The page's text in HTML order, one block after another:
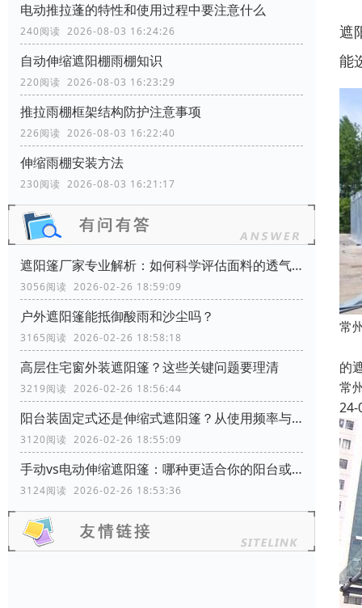
电动推拉蓬的特性和使用过程中要注意什么
240阅读 2026-08-03 16:24:26
自动伸缩遮阳棚雨棚知识
220阅读 2026-08-03 16:23:29
推拉雨棚框架结构防护注意事项
226阅读 2026-08-03 16:22:40
伸缩雨棚安装方法
230阅读 2026-08-03 16:21:17
遮阳篷厂家专业解析：如何科学评估面料的透气性能？
3056阅读 2026-02-26 18:59:09
户外遮阳篷能抵御酸雨和沙尘吗？
3165阅读 2026-02-26 18:58:18
高层住宅窗外装遮阳篷？这些关键问题要理清
3219阅读 2026-02-26 18:56:44
阳台装固定式还是伸缩式遮阳篷？从使用频率与空间利用角度分析
3120阅读 2026-02-26 18:55:09
手动vs电动伸缩遮阳篷：哪种更适合你的阳台或商铺？
3124阅读 2026-02-26 18:53:36
遮
能
常
的
常
24-